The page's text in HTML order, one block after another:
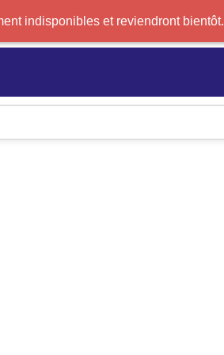
indisponibles et reviendront bientôt.